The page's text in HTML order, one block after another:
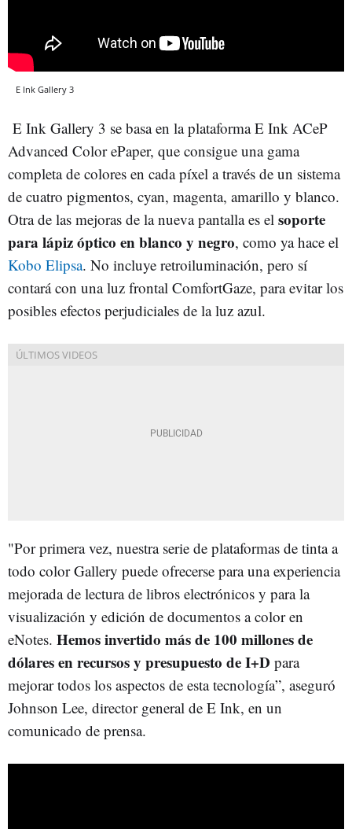
E Ink Gallery 3
E Ink Gallery 3 se basa en la plataforma E Ink ACeP
Advanced Color ePaper, que consigue una gama
completa de colores en cada píxel a través de un sistema
de cuatro pigmentos, cyan, magenta, amarillo y blanco.
Otra de las mejoras de la nueva pantalla es el soporte
para lápiz óptico en blanco y negro, como ya hace el
Kobo Elipsa. No incluye retroiluminación, pero sí
contará con una luz frontal ComfortGaze, para evitar los
posibles efectos perjudiciales de la luz azul.
"Por primera vez, nuestra serie de plataformas de tinta a
todo color Gallery puede ofrecerse para una experiencia
mejorada de lectura de libros electrónicos y para la
visualización y edición de documentos a color en
eNotes. Hemos invertido más de 100 millones de
dólares en recursos y presupuesto de I+D para
mejorar todos los aspectos de esta tecnología”, aseguró
Johnson Lee, director general de E Ink, en un
comunicado de prensa.